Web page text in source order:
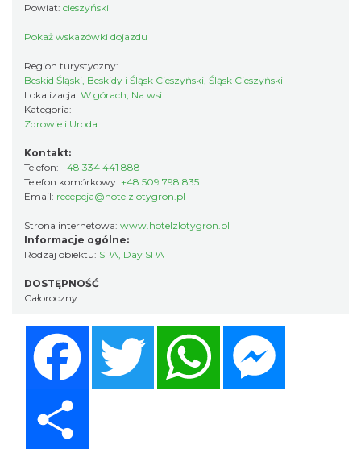
Powiat: cieszyński
Pokaż wskazówki dojazdu
Region turystyczny:
Beskid Śląski, Beskidy i Śląsk Cieszyński, Śląsk Cieszyński
Lokalizacja: W górach, Na wsi
Kategoria:
Zdrowie i Uroda
Kontakt:
Telefon: +48 334 441 888
Telefon komórkowy: +48 509 798 835
Email: recepcja@hotelzlotygron.pl
Strona internetowa: www.hotelzlotygron.pl
Informacje ogólne:
Rodzaj obiektu: SPA, Day SPA
DOSTĘPNOŚĆ
Całoroczny
Twitter WhatsApp